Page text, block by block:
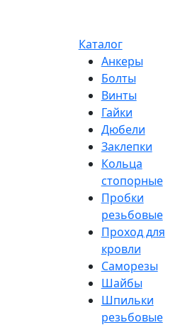
Каталог
Анкеры
Болты
Винты
Гайки
Дюбели
Заклепки
Кольца
стопорные
Пробки
резьбовые
Проход для
кровли
Саморезы
Шайбы
Шпильки
резьбовые